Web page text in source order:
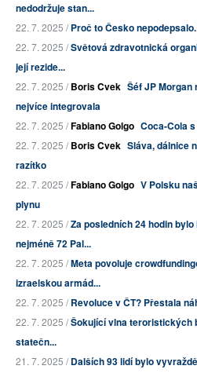
nedodržuje stan...
22. 7. 2025 /Proč to Česko
22. 7. 2025 /Světová zdravotnická
její rezide...
22. 7. 2025 /Boris Cvek Šéf JP Morgan
nejvíce integrovala
22. 7. 2025 /Fabiano Golgo Coca-Cola
22. 7. 2025 /Boris Cvek Sláva, dálnice
razítko
22. 7. 2025 /Fabiano Golgo V Polsku
plynu
22. 7. 2025 /Za posledních 24 hodin
nejméně 72 Pal...
22. 7. 2025 /Meta povoluje
izraelskou armád...
22. 7. 2025 /Revoluce v ČT? Přestala
22. 7. 2025 /Šokující vlna teroristických
statečn...
21. 7. 2025 /Dalších 93 lidí bylo